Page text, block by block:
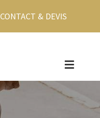
CONTACT & DEVIS